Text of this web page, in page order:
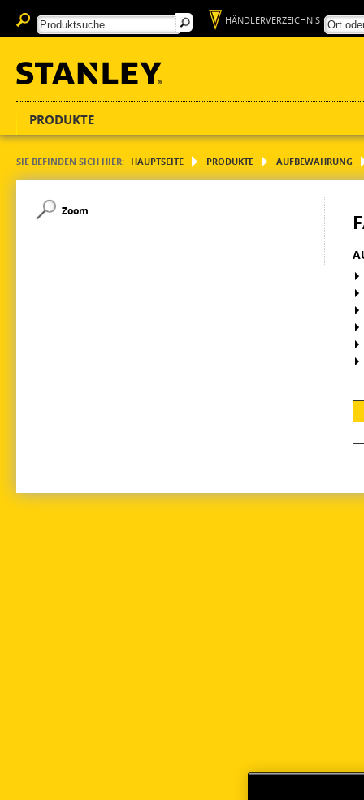
HÄNDLERVERZEICHNIS
PRODUKTE
SIE BEFINDEN SICH HIER: HAUPTSEITE PRODUKTE AUFBEWAHRUNG
Zoom